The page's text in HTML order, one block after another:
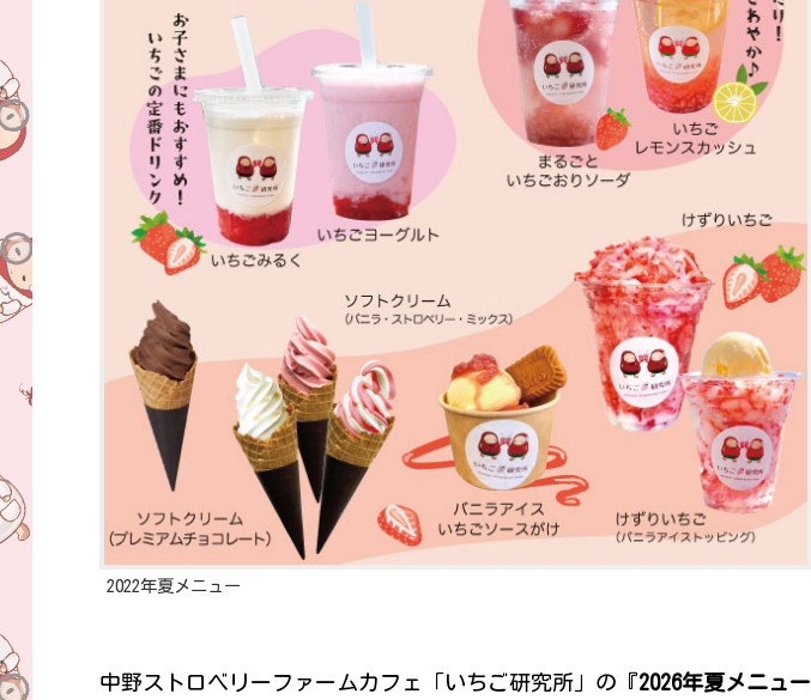
2022年夏メニュー
中野ストロベリーファームカフェ「いちご研究所」の『2026年夏メニュー